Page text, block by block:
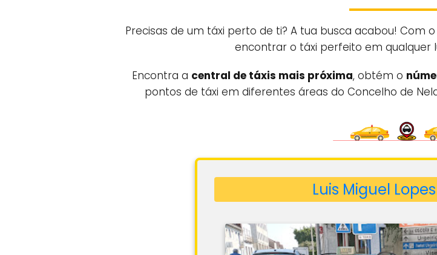
Precisas de um táxi perto de ti? A tua busca acabou! Com
encontrar o táxi perfeito em qualquer
Encontra a central de táxis mais próxima, obtém o
pontos de táxi em diferentes áreas do Concelho de
Luis Miguel